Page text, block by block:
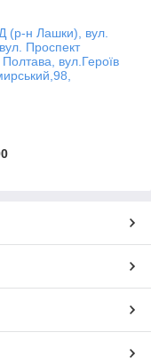
(р-н Лашки), вул.
Проспект
вул.Героїв